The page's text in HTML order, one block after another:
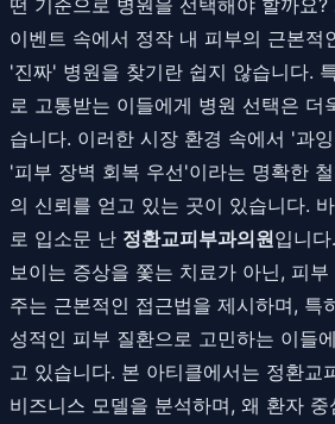
이벤트 속에서 정작 내 피부의 근본적
'진짜' 병원을 찾기란 쉽지 않습니다.
로 고통받는 이들에게 병원 선택은 더
습니다. 이러한 시장 환경 속에서 '과
'피부 장벽 회복 우선'이라는 명확한
의 신뢰를 얻고 있는 곳이 있습니다.
로 입소문 난 정환교피부과의원입니
보이는 증상을 쫓는 치료가 아닌, 피
주는 근본적인 접근법을 제시하며, 특
성적인 피부 질환으로 고민하는 이들
고 있습니다. 본 아티클에서는 정환교
비즈니스 모델을 분석하며, 왜 환자